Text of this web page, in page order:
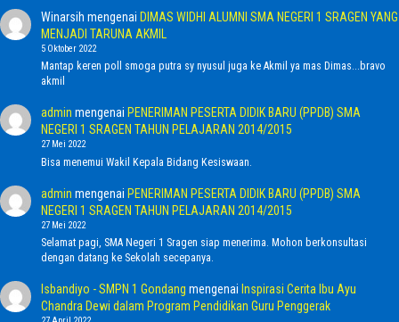
Winarsih mengenai DIMAS WIDHI ALUMNI SMA NEGERI 1 SRAGEN YANG
MENJADI TARUNA AKMIL
5 Oktober 2022
Mantap keren poll smoga putra sy nyusul juga ke Akmil ya mas Dimas...bravo
akmil
admin mengenai PENERIMAN PESERTA DIDIK BARU (PPDB) SMA
NEGERI 1 SRAGEN TAHUN PELAJARAN 2014/2015
27 Mei 2022
Bisa menemui Wakil Kepala Bidang Kesiswaan.
admin mengenai PENERIMAN PESERTA DIDIK BARU (PPDB) SMA
NEGERI 1 SRAGEN TAHUN PELAJARAN 2014/2015
27 Mei 2022
Selamat pagi, SMA Negeri 1 Sragen siap menerima. Mohon berkonsultasi
dengan datang ke Sekolah secepanya.
Isbandiyo - SMPN 1 Gondang mengenai Inspirasi Cerita Ibu Ayu
Chandra Dewi dalam Program Pendidikan Guru Penggerak